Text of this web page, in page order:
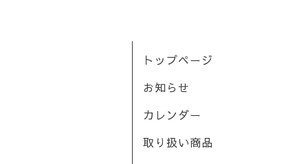
トップページ
お知らせ
カレンダー
取り扱い商品